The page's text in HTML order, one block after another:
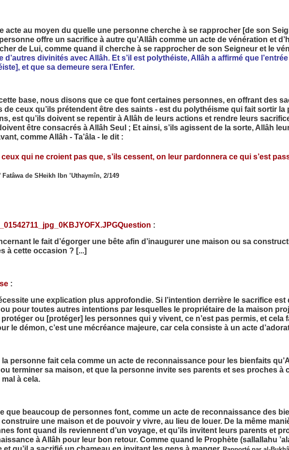
acte au moyen du quelle une personne cherche à se rapprocher [de son
offre un sacrifice à autre qu’Allâh comme un acte de vénération et
de Lui, comme quand il cherche à se rapprocher de son Seigneur et le
d’autres divinités avec Allâh. Et s’il est polythéiste, Allâh a affirmé que
et que sa demeure sera l’Enfer.
base, nous disons que ce que font certaines personnes, en offrant des
de ceux qu’ils prétendent être des saints - est du polythéisme qui fait sortir la
est qu’ils doivent se repentir à Allâh de leurs actions et rendre leurs
être consacrés à Allâh Seul ; Et ainsi, s’ils agissent de la sorte, Allâh
comme Allâh - Ta’âla - le dit :
ceux qui ne croient pas que, s’ils cessent, on leur pardonnera ce qui s’est
Fatâwa de SHeikh Ibn ’Uthaymîn, 2/149
Question :
le fait d’égorger une bête afin d’inaugurer une maison ou sa
à cette occasion ? [...]
:
une explication plus approfondie. Si l’intention derrière le sacrifice
pour toutes autres intentions par lesquelles le propriétaire de la maison
ou [protéger] les personnes qui y vivent, ce n’est pas permis, et cela
le démon, c’est une mécréance majeure, car cela consiste à un acte
la personne fait cela comme un acte de reconnaissance pour les bienfaits
terminer sa maison, et que la personne invite ses parents et ses proches à
à cela.
que beaucoup de personnes font, comme un acte de reconnaissance des
une maison et de pouvoir y vivre, au lieu de louer. De la même
font quand ils reviennent d’un voyage, et qu’ils invitent leurs parents et
à Allâh pour leur bon retour. Comme quand le Prophète (sallallahu